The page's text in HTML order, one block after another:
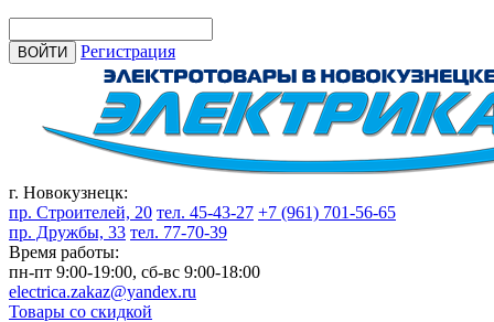
ВОЙТИ Регистрация
г. Новокузнецк:
пр. Строителей, 20 тел. 45-43-27 +7 (961) 701-56-65
пр. Дружбы, 33 тел. 77-70-39
Время работы:
пн-пт 9:00-19:00, сб-вс 9:00-18:00
electrica.zakaz@yandex.ru
Товары со скидкой